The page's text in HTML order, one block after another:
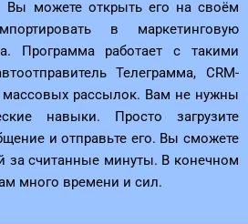
Вы можете открыть его на своём
в маркетинговую
Программа работает с такими
Телеграмма, CRM-
рассылок. Вам не нужны
навыки. Просто загрузите
и отправьте его. Вы сможете
за считанные минуты. В конечном
много времени и сил.